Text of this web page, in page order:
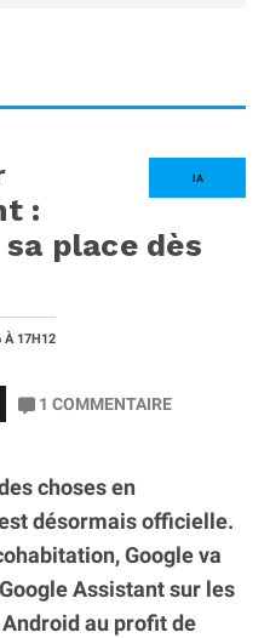
IA
:
place dès
À 17H12
1 COMMENTAIRE
choses en
désormais officielle.
Google va
Assistant sur les
au profit de